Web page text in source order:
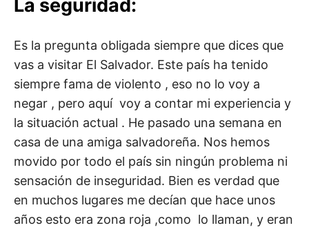
La seguridad:
Es la pregunta obligada siempre que dices que
vas a visitar El Salvador. Este país ha tenido
siempre fama de violento , eso no lo voy a
negar , pero aquí voy a contar mi experiencia y
la situación actual . He pasado una semana en
casa de una amiga salvadoreña. Nos hemos
movido por todo el país sin ningún problema ni
sensación de inseguridad. Bien es verdad que
en muchos lugares me decían que hace unos
años esto era zona roja ,como lo llaman, y eran